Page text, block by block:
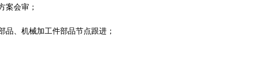
案会审；
品、机械加工件部品节点跟进；